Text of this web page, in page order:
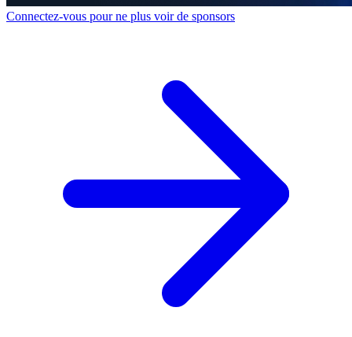
Connectez-vous pour ne plus voir de sponsors